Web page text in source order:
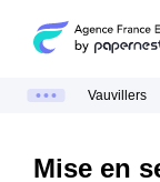
Vauvillers